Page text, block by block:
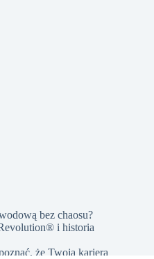
bez chaosu?
i historia
że Twoja kariera